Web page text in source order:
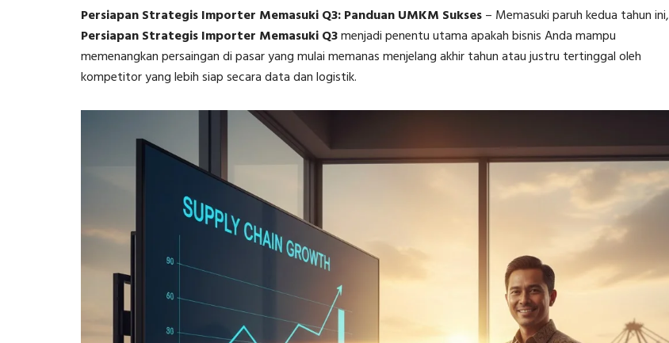
Persiapan Strategis Importer Memasuki Q3: Panduan UMKM Sukses– Memasuki paruh kedua tahun ini,
Persiapan Strategis Importer Memasuki Q3menjadi penentu utama apakah bisnis Anda mampu
memenangkan persaingan di pasar yang mulai memanas menjelang akhir tahun atau justru tertinggal oleh
kompetitor yang lebih siap secara data dan logistik.